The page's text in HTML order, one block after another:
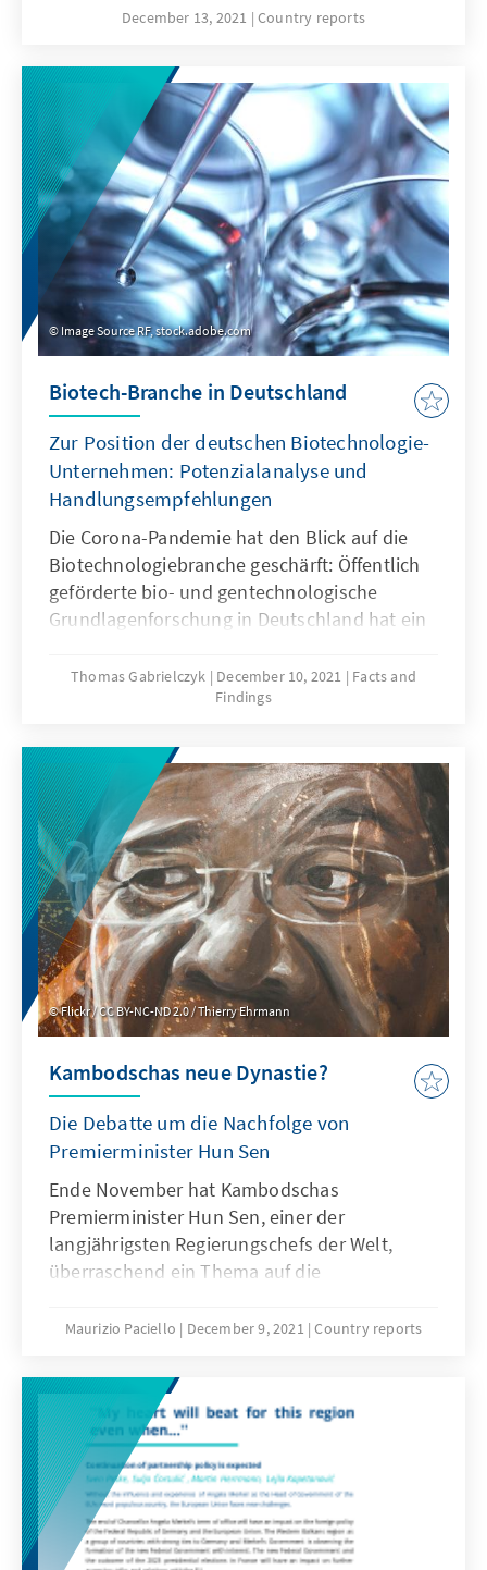
demokratische und autoritäre Linke gegen
Abschlusserklärung unterstützt zudem die
lateinamerikanischen Diktaturen, angeführt
von Kuba. Derweil versucht die spanische
Rechtspartei VOX sich in Lateinamerika als
Speerspitze des antikommunistischen
Kampfes in Stellung zu bringen. Diese
bipolare Dynamik bringt insbesondere Kräfte
des Mitte-Rechts-Spektrums in Bedrängnis.
December 13, 2021 Country reports
Image Source RF, stock.adobe.com
Biotech-Branche in Deutschland
Zur Position der deutschen Biotechnologie-
Unternehmen: Potenzialanalyse und
Handlungsempfehlungen
Die Corona-Pandemie hat den Blick auf die
Biotechnologiebranche geschärft: Öffentlich
geförderte bio- und gentechnologische
Grundlagenforschung in Deutschland hat ein
wettbewerbsfähig. Defizite gibt es bei der
wirtschaftlichen Umsetzung. Im Licht der
sich die Frage, wie das erstmals für eine breite
Öffentlichkeit sichtbar gewordene Potenzial
biotechnologischer Verfahren aktuell in der
Medizin genutzt werden kann.
Thomas Gabrielczyk December 10, 2021
Facts and
Findings
Flickr / CC BY-NC-ND 2.0 / Thierry Ehrmann
Kambodschas neue Dynastie?
Die Debatte um die Nachfolge von
Premierminister Hun Sen
Ende November hat Kambodschas
Premierminister Hun Sen, einer der
langjährigsten Regierungschefs der Welt,
überraschend ein Thema auf die
hinter vorgehaltener Hand diskutiert wurde:
steht fest: Geht es nach dem Amtsinha-ber
soll das Amt bis spätestens 2028 an seinen
Sohn Hun Manet übertragen werden. Bahnt
sich in Kam-bodscha eine neue
Herrscherdynastie an?
Maurizio Paciello December 9, 2021 Country reports